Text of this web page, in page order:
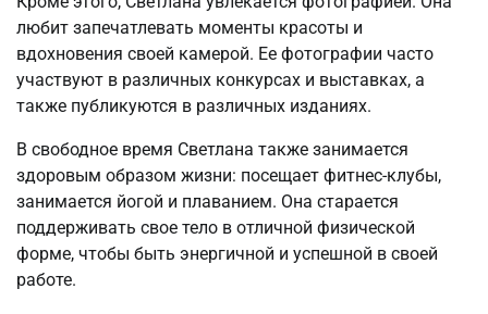
любит запечатлевать моменты красоты и
вдохновения своей камерой. Ее фотографии часто
участвуют в различных конкурсах и выставках, а
также публикуются в различных изданиях.
В свободное время Светлана также занимается
здоровым образом жизни: посещает фитнес-клубы,
занимается йогой и плаванием. Она старается
поддерживать свое тело в отличной физической
форме, чтобы быть энергичной и успешной в своей
работе.